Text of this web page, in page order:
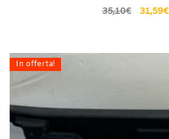
35,10€ 31,59€
In offerta!